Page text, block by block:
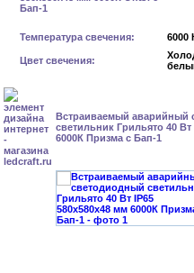
Температура свечения: 6000
Цвет свечения:
Встраиваемый аварийный
светильник Грильято 40 Вт
6000К Призма с Бап-1